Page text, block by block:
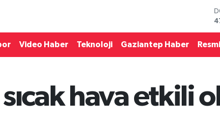
Video Haber Teknoloji Gaziantep Haber
hava etkili